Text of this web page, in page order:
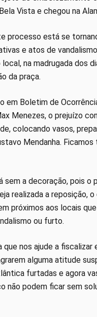
Vista e chegou na
processo está se
e atos de
na madrugada dos
da praça.
Boletim de
Menezes, o prejuízo
colocando vasos,
Mendanha.
a decoração, pois
realizada a reposição,
próximos aos locais
ou furto.
nos ajude a fiscalizar
alguma atitude
furtadas e agora
não podem ficar sem